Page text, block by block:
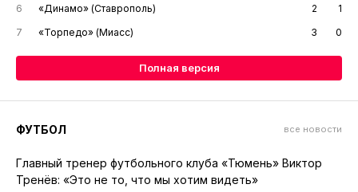
6
«Динамо» (Ставрополь) 2
1
7
«Торпедо» (Миасс) 3 0
Полная версия
ФУТБОЛ все новости
Главный тренер футбольного клуба «Тюмень» Виктор
Тренёв: «Это не то, что мы хотим видеть»